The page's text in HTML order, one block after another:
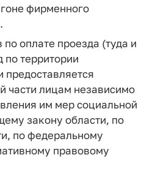
фирменного
оплате проезда (туда и
по территории
части лицам независимо
им мер социальной
закону области, по
по федеральному
правовому